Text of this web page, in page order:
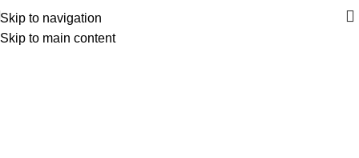
Skip to navigation
Skip to main content